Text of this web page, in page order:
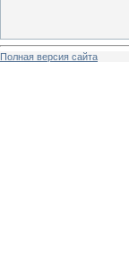
Полная версия сайта